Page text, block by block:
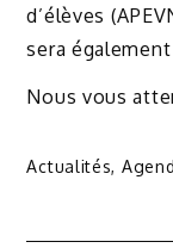
d’élèves
sera
Nous vous
Actualités,